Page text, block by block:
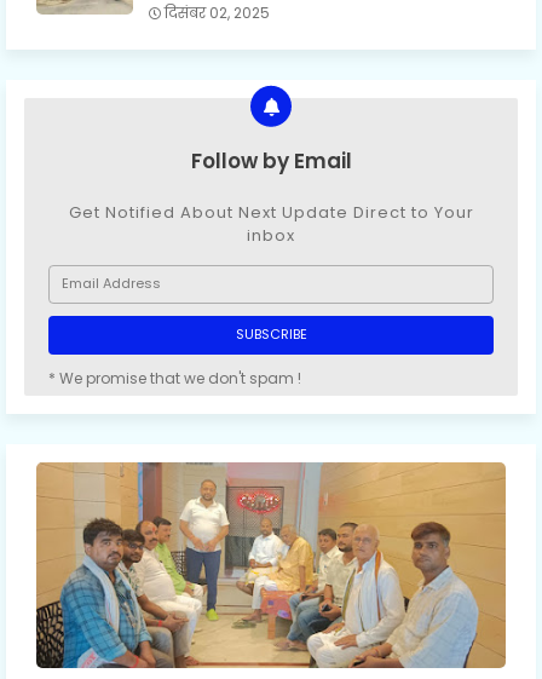
दिसंबर 02, 2025
Follow by Email
Get Notified About Next Update Direct to Your
inbox
* We promise that we don't spam !